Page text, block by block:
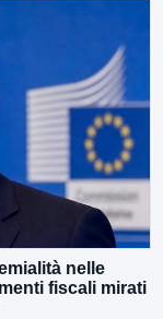
nelle
fiscali mirati